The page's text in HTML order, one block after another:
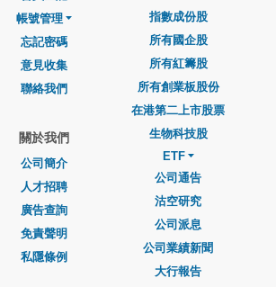
帳號管理
忘記密碼
意見收集
聯絡我們
關於我們
公司簡介
人才招聘
廣告查詢
免責聲明
私隱條例
指數成份股
所有國企股
所有紅籌股
所有創業板股份
在港第二上市股票
生物科技股
ETF
公司通告
沽空研究
公司派息
公司業績新聞
大行報告